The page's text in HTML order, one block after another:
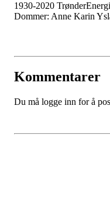
1930-2020
Dommer: Anne Karin
Kommentarer
Du må logge inn for å